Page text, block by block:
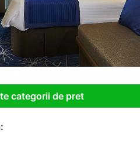
categorii de pret